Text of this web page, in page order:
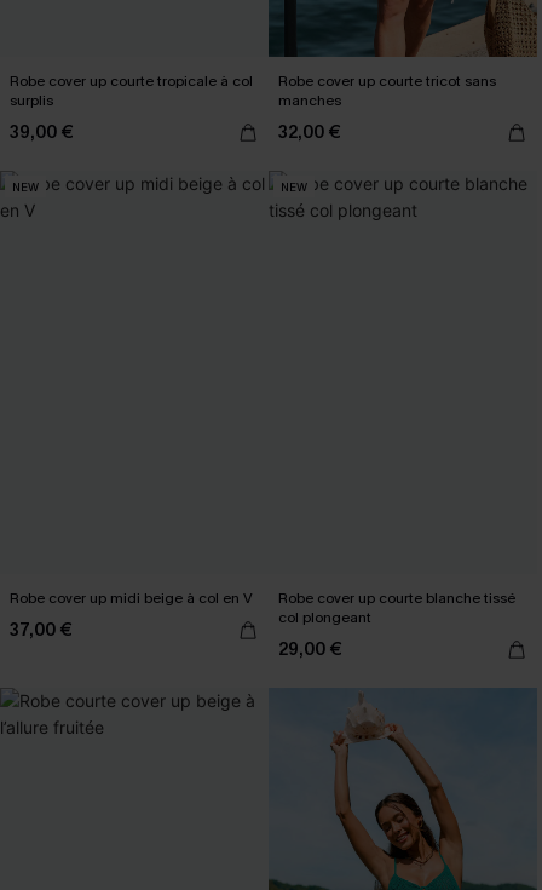
Robe cover up courte tropicale à col
surplis
39,00 €
Robe cover up courte tricot sans
manches
32,00 €
NEW
Robe cover up midi beige à col en V
37,00 €
NEW
Robe cover up courte blanche tissé
col plongeant
29,00 €